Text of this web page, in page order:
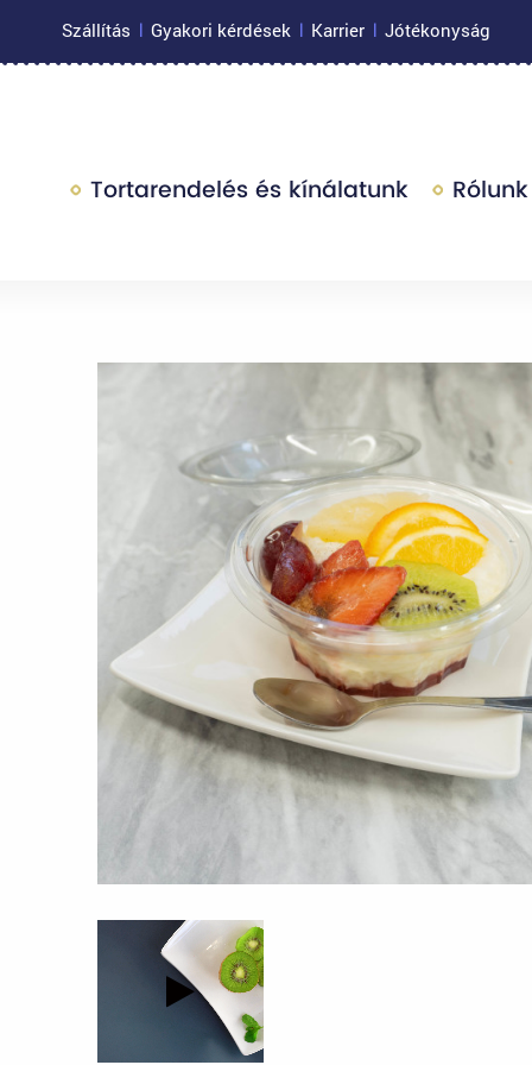
Szállítás | Gyakori kérdések | Karrier | Jótékonyság
Tortarendelés és kínálatunk Rólunk